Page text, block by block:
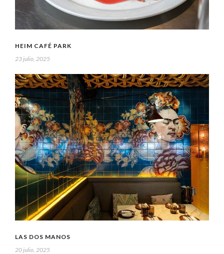
HEIM CAFÉ PARK
23 julio, 2025
LAS DOS MANOS
20 julio, 2025